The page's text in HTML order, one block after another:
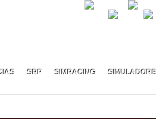
SRP SIMRACING